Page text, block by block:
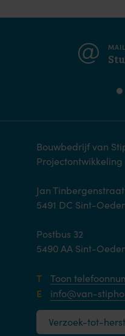
Bouwbedrijf van
Projectontwikkeling
Jan
5491 DC Sint-
Postbus 32
5490 AA Sint-
T Toon
E info@van-
Verzoek-tot-